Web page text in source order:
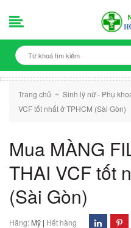
Trang chủ + Sinh lý nữ - Phụ
VCF tốt nhất ở TPHCM (Sài Gòn)
Mua MÀNG
THAI VCF tốt
(Sài Gòn)
Hãng: Mỹ | Hết hàng